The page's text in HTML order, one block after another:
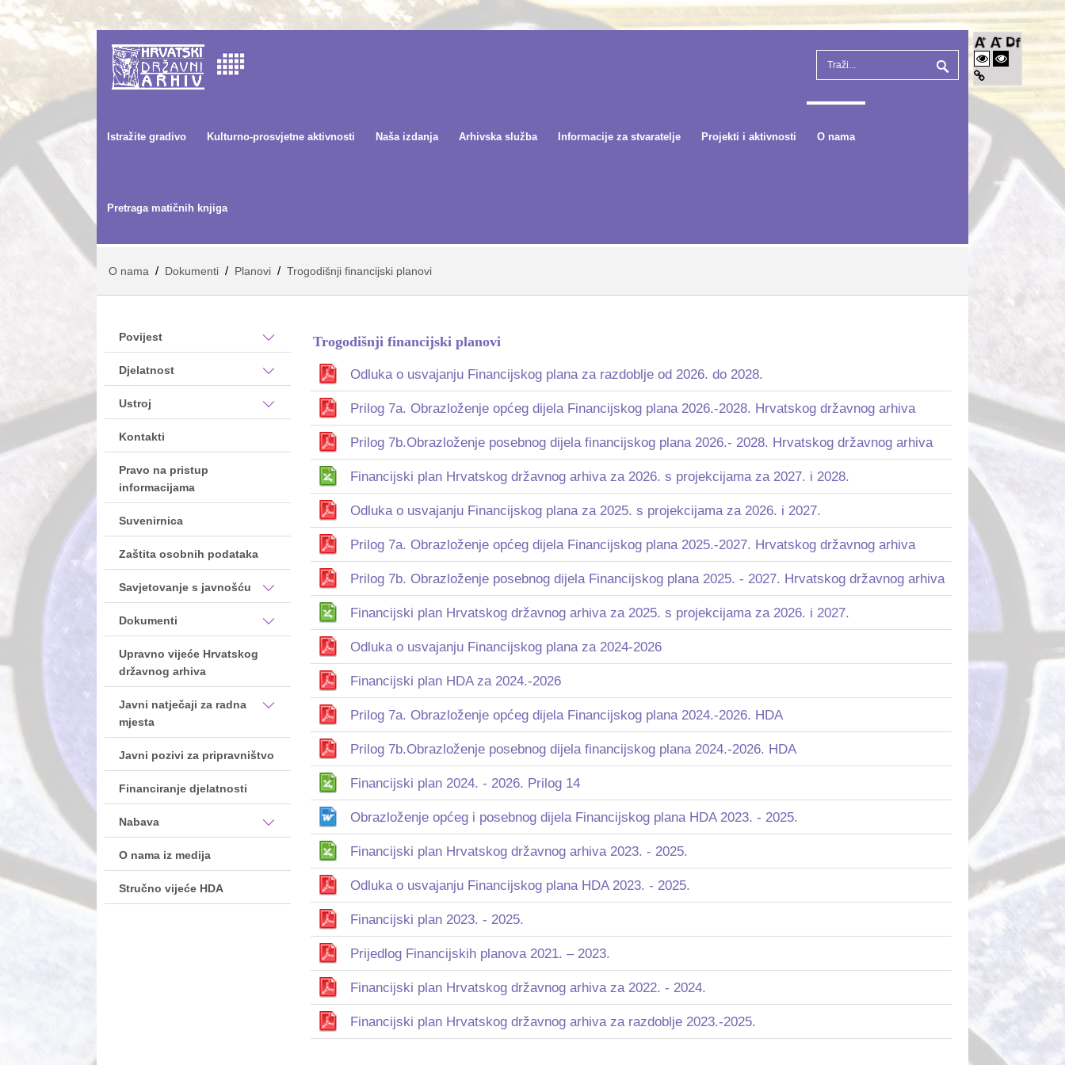
Istražite gradivo Kulturno-prosvjetne aktivnosti Naša izdanja Arhivska služba Informacije za stvaratelje Projekti i aktivnosti O nama
Pretraga matičnih knjiga
O nama / Dokumenti / Planovi / Trogodišnji financijski planovi
Povijest
Djelatnost
Ustroj
Kontakti
Pravo na pristup
informacijama
Suvenirnica
Zaštita osobnih podataka
Savjetovanje s javnošću
Dokumenti
Upravno vijeće Hrvatskog
državnog arhiva
Javni natječaji za radna
mjesta
Javni pozivi za pripravništvo
Financiranje djelatnosti
Nabava
O nama iz medija
Stručno vijeće HDA
Trogodišnji financijski planovi
Odluka o usvajanju Financijskog plana za razdoblje od 2026. do 2028.
Prilog 7a. Obrazloženje općeg dijela Financijskog plana 2026.-2028. Hrvatskog državnog arhiva
Prilog 7b.Obrazloženje posebnog dijela financijskog plana 2026.- 2028. Hrvatskog državnog arhiva
Financijski plan Hrvatskog državnog arhiva za 2026. s projekcijama za 2027. i 2028.
Odluka o usvajanju Financijskog plana za 2025. s projekcijama za 2026. i 2027.
Prilog 7a. Obrazloženje općeg dijela Financijskog plana 2025.-2027. Hrvatskog državnog arhiva
Prilog 7b. Obrazloženje posebnog dijela Financijskog plana 2025. - 2027. Hrvatskog državnog arhiva
Financijski plan Hrvatskog državnog arhiva za 2025. s projekcijama za 2026. i 2027.
Odluka o usvajanju Financijskog plana za 2024-2026
Financijski plan HDA za 2024.-2026
Prilog 7a. Obrazloženje općeg dijela Financijskog plana 2024.-2026. HDA
Prilog 7b.Obrazloženje posebnog dijela financijskog plana 2024.-2026. HDA
Financijski plan 2024. - 2026. Prilog 14
Obrazloženje općeg i posebnog dijela Financijskog plana HDA 2023. - 2025.
Financijski plan Hrvatskog državnog arhiva 2023. - 2025.
Odluka o usvajanju Financijskog plana HDA 2023. - 2025.
Financijski plan 2023. - 2025.
Prijedlog Financijskih planova 2021. – 2023.
Financijski plan Hrvatskog državnog arhiva za 2022. - 2024.
Financijski plan Hrvatskog državnog arhiva za razdoblje 2023.-2025.